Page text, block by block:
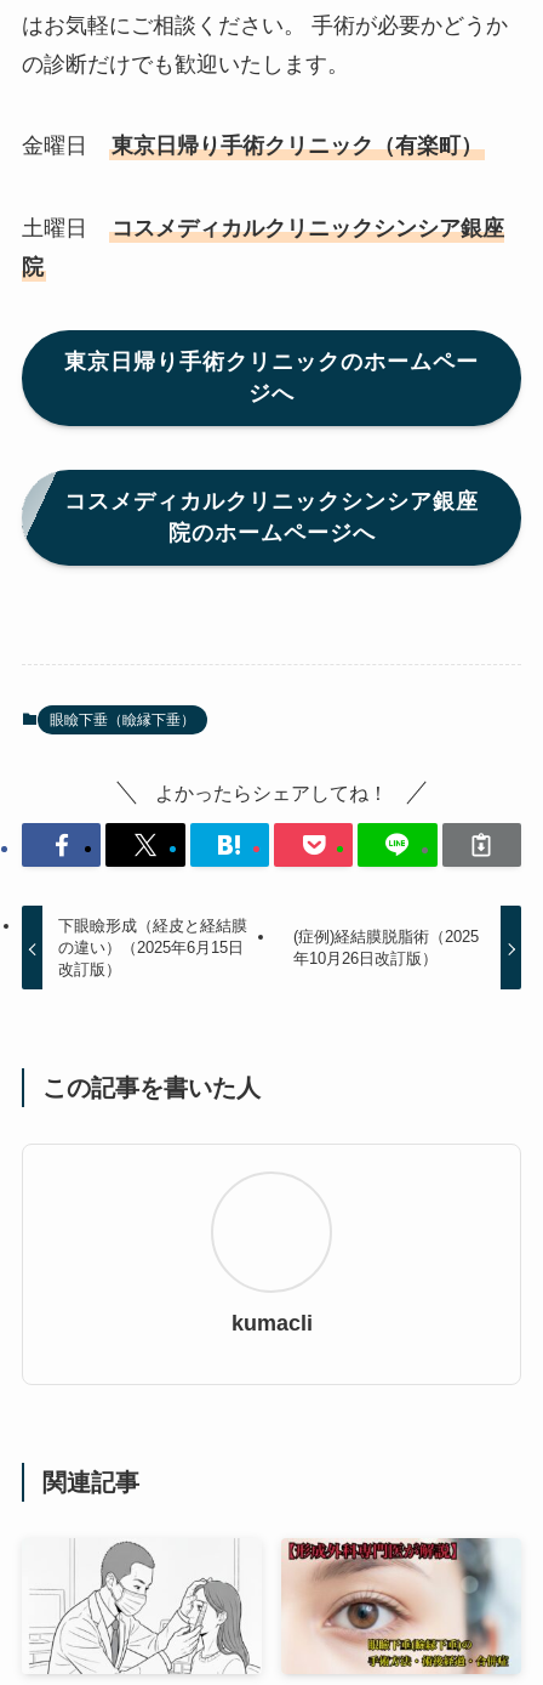
はお気軽にご相談ください。 手術が必要かどうか
の診断だけでも歓迎いたします。
金曜日 東京日帰り手術クリニック（有楽町）
土曜日 コスメディカルクリニックシンシア銀座
院
東京日帰り手術クリニックのホームペー
ジへ
コスメディカルクリニックシンシア銀座
院のホームページへ
眼瞼下垂（瞼縁下垂）
よかったらシェアしてね！
下眼瞼形成（経皮と経結膜
の違い）（2025年6月15日
改訂版）
(症例)経結膜脱脂術（2025
年10月26日改訂版）
この記事を書いた人
kumacli
関連記事